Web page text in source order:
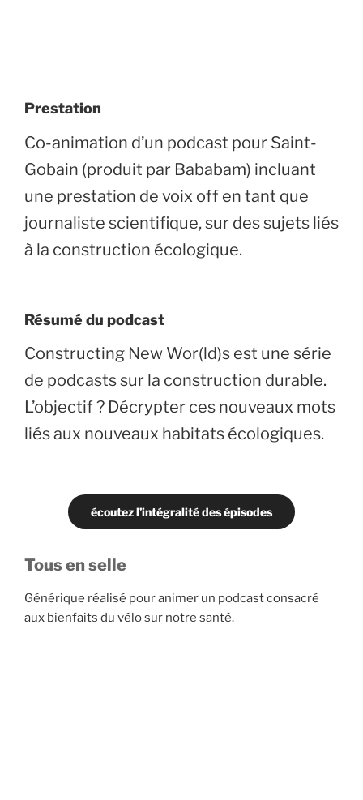
Prestation
Co-animation d’un podcast pour Saint-
Gobain (produit par Bababam) incluant
une prestation de voix off en tant que
journaliste scientifique, sur des sujets liés
à la construction écologique.
Résumé du podcast
Constructing New Wor(ld)s est une série
de podcasts sur la construction durable.
L’objectif ? Décrypter ces nouveaux mots
liés aux nouveaux habitats écologiques.
écoutez l’intégralité des épisodes
Tous en selle
Générique réalisé pour animer un podcast consacré
aux bienfaits du vélo sur notre santé.